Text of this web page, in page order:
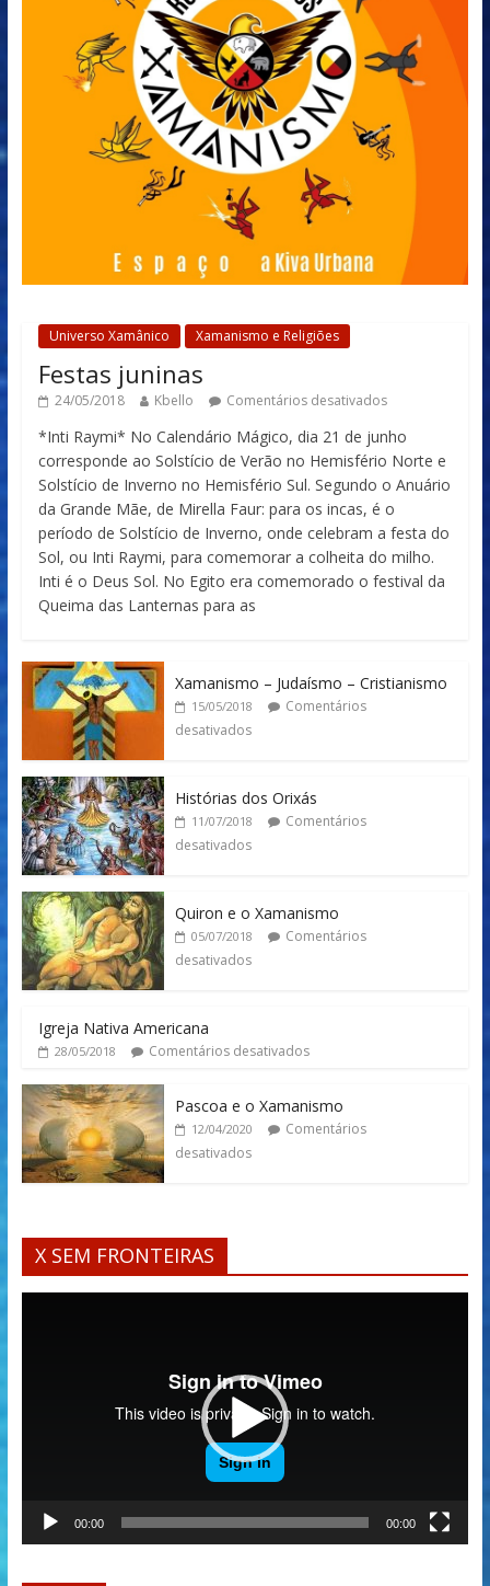
Universo Xamânico Xamanismo e Religiões
Festas juninas
24/05/2018 Kbello Comentários desativados
*Inti Raymi* No Calendário Mágico, dia 21 de junho
corresponde ao Solstício de Verão no Hemisfério Norte e
Solstício de Inverno no Hemisfério Sul. Segundo o Anuário
da Grande Mãe, de Mirella Faur: para os incas, é o
período de Solstício de Inverno, onde celebram a festa do
Sol, ou Inti Raymi, para comemorar a colheita do milho.
Inti é o Deus Sol. No Egito era comemorado o festival da
Queima das Lanternas para as
Xamanismo – Judaísmo – Cristianismo
15/05/2018
Comentários
desativados
Histórias dos Orixás
11/07/2018
Comentários
desativados
Quiron e o Xamanismo
05/07/2018
Comentários
desativados
Igreja Nativa Americana
28/05/2018 Comentários desativados
Pascoa e o Xamanismo
12/04/2020
Comentários
desativados
X SEM FRONTEIRAS
00:00 00:00